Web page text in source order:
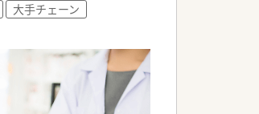
大手チェーン